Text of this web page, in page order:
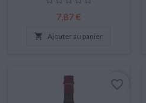
Prix
7,87 €
 Ajouter au panier
favorite_border